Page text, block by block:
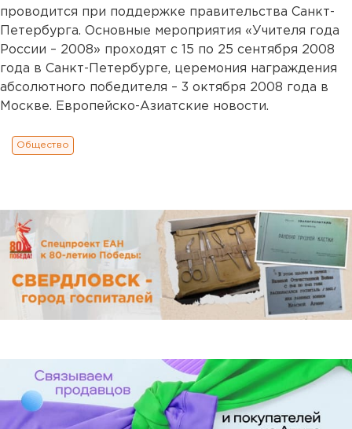
проводится при поддержке правительства Санкт-
Петербурга. Основные мероприятия «Учителя года
России – 2008» проходят с 15 по 25 сентября 2008
года в Санкт-Петербурге, церемония награждения
абсолютного победителя – 3 октября 2008 года в
Москве. Европейско-Азиатские новости.
Общество